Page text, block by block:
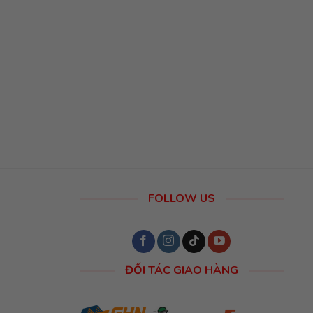
FOLLOW US
ĐỐI TÁC GIAO HÀNG